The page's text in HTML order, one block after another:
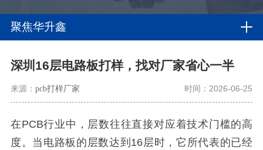
聚焦华升鑫
深圳16层电路板打样，找对厂家省心一半
来源： pcb打样厂家 时间：2026-06-25
在PCB行业中，层数往往直接对应着技术门槛的高
度。当电路板的层数达到16层时，它所代表的已经